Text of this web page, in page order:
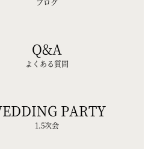
ブログ
Q&A
よくある質問
PARTY
1.5次会